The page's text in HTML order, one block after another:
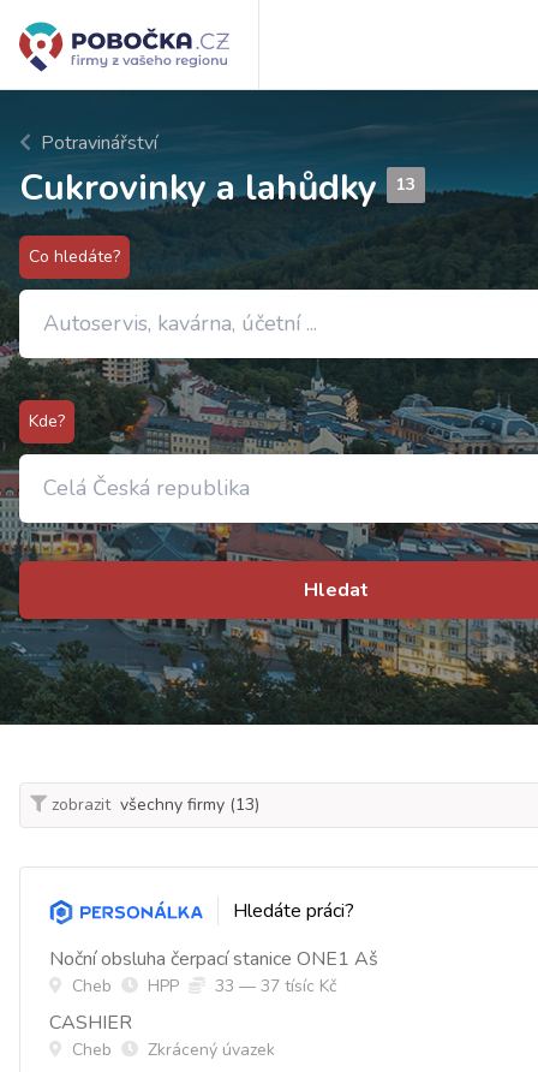
Potravinářství
Cukrovinky a lahůdky 13
Co hledáte?
Kde?
Hledat
zobrazit
Hledáte práci?
Noční obsluha čerpací stanice ONE1 Aš
Cheb HPP 33 — 37 tísíc Kč
CASHIER
Cheb Zkrácený úvazek